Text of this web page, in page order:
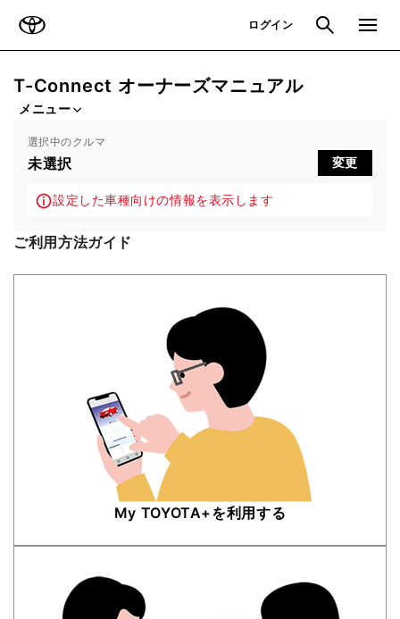
ログイン 検索 メニュ
T-Connect オーナーズマニュアル
メニュー
選択中のクルマ
未選択 変更
設定した車種向けの情報を表示します
ご利用方法ガイド
My TOYOTA+を​利用する​